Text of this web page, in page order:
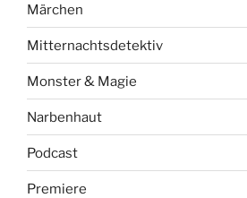
Märchen
Mitternachtsdetektiv
Monster & Magie
Narbenhaut
Podcast
Premiere